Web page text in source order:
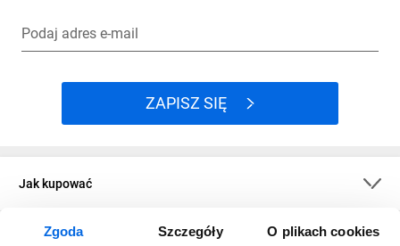
Zgoda Szczegóły O plikach cookies
Galeria
producenta dla wszystkich narzędzi i
Średni czas przebywania maszyny w serwisie Rawlplug to
Podaj adres e-mail
ZAPISZ SIĘ
Jak kupować
O firmie